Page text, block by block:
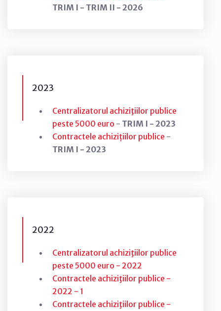
TRIM I - TRIM II - 2026
2023
Centralizatorul achiziţiilor publice
peste 5000 euro - TRIM I - 2023
Contractele achizițiilor publice -
TRIM I - 2023
2022
Centralizatorul achiziţiilor publice
peste 5000 euro - 2022
Contractele achiziţiilor publice -
2022 - 1
Contractele achiziţiilor publice -